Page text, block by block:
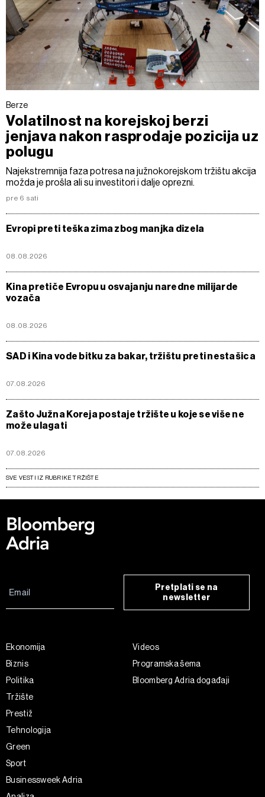
Berze
Volatilnost na korejskoj berzi
jenjava nakon rasprodaje pozicija uz
polugu
Najekstremnija faza potresa na južnokorejskom tržištu akcija
možda je prošla ali su investitori i dalje oprezni.
pre 6 sati
Evropi preti teška zima zbog manjka dizela
08.08.2026
Kina pretiče Evropu u osvajanju naredne milijarde
vozača
08.08.2026
SAD i Kina vode bitku za bakar, tržištu preti nestašica
07.08.2026
Zašto Južna Koreja postaje tržište u koje se više ne
može ulagati
07.08.2026
SVE VESTI IZ RUBRIKE TRŽIŠTE
Pretplati se na
newsletter
Ekonomija
Biznis
Politika
Tržište
Prestiž
Tehnologija
Green
Sport
Businessweek Adria
Videos
Programska šema
Bloomberg Adria događaji